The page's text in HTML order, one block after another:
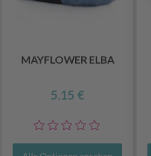
MAYFLOWER ELBA
5.15 €